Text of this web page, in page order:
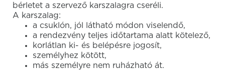
bérletet a szervező karszalagra cseréli.
A karszalag:
a csuklón, jól látható módon viselendő,
a rendezvény teljes időtartama alatt kötelező,
korlátlan ki- és belépésre jogosít,
személyhez kötött,
más személyre nem ruházható át.